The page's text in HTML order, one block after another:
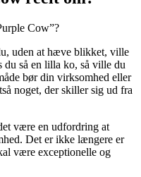
Cow”?
uden at hæve blikket, ville
du så en lilla ko, så ville du
bør din virksomhed eller
noget, der skiller sig ud fra
være en udfordring at
Det er ikke længere er
være exceptionelle og